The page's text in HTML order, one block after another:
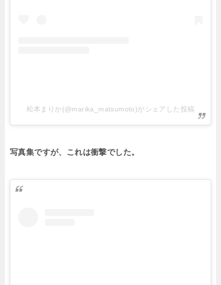
松本まりか(@marika_matsumoto)がシェアした投稿
写真集ですが、これは衝撃でした。